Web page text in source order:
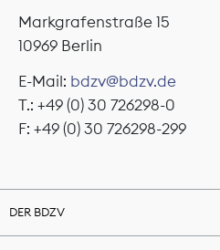
Markgrafenstraße 15
10969 Berlin
E-Mail: bdzv@bdzv.de
T.: +49 (0) 30 726298-0
F: +49 (0) 30 726298-299
DER BDZV